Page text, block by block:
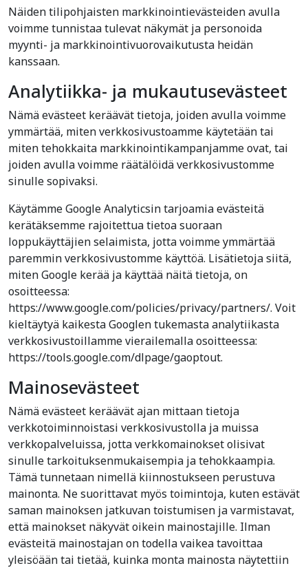
Näiden tilipohjaisten markkinointievästeiden avulla
voimme tunnistaa tulevat näkymät ja personoida
myynti- ja markkinointivuorovaikutusta heidän
kanssaan.
Analytiikka- ja mukautusevästeet
Nämä evästeet keräävät tietoja, joiden avulla voimme
ymmärtää, miten verkkosivustoamme käytetään tai
miten tehokkaita markkinointikampanjamme ovat, tai
joiden avulla voimme räätälöidä verkkosivustomme
sinulle sopivaksi.
Käytämme Google Analyticsin tarjoamia evästeitä
kerätäksemme rajoitettua tietoa suoraan
loppukäyttäjien selaimista, jotta voimme ymmärtää
paremmin verkkosivustomme käyttöä. Lisätietoja siitä,
miten Google kerää ja käyttää näitä tietoja, on
osoitteessa:
https://www.google.com/policies/privacy/partners/. Voit
kieltäytyä kaikesta Googlen tukemasta analytiikasta
verkkosivustoillamme vierailemalla osoitteessa:
https://tools.google.com/dlpage/gaoptout.
Mainosevästeet
Nämä evästeet keräävät ajan mittaan tietoja
verkkotoiminnoistasi verkkosivustolla ja muissa
verkkopalveluissa, jotta verkkomainokset olisivat
sinulle tarkoituksenmukaisempia ja tehokkaampia.
Tämä tunnetaan nimellä kiinnostukseen perustuva
mainonta. Ne suorittavat myös toimintoja, kuten estävät
saman mainoksen jatkuvan toistumisen ja varmistavat,
että mainokset näkyvät oikein mainostajille. Ilman
evästeitä mainostajan on todella vaikea tavoittaa
yleisöään tai tietää, kuinka monta mainosta näytettiin